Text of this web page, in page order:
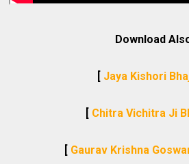
Download
[ Jaya Kishori
[ Chitra Vichitra Ji
[ Gaurav Krishna